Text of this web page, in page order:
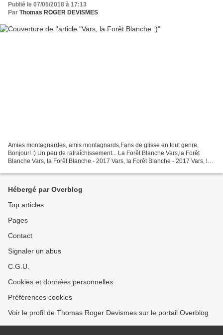
Publié le 07/05/2018 à 17:13
Par Thomas ROGER DEVISMES
Amies montagnardes, amis montagnards,Fans de glisse en tout genre,
Bonjour! :) Un peu de rafraîchissement... La Forêt Blanche Vars,la Forêt
Blanche Vars, la Forêt Blanche - 2017 Vars, la Forêt Blanche - 2017 Vars, la
Hébergé par Overblog
Top articles
Pages
Contact
Signaler un abus
C.G.U.
Cookies et données personnelles
Préférences cookies
Voir le profil de Thomas Roger Devismes sur le portail Overblog